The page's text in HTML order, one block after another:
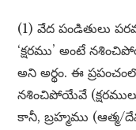
(1) వేద పండితులు
‘క్షరము’ అంటే
అని అర్థం. ఈ
నశించిపోయేవే
కానీ, బ్రహ్మము (ఆత్మ/